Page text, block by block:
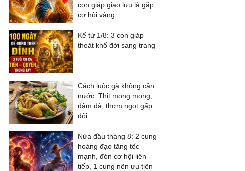
con giáp giao lưu là gặp
cơ hội vàng
Kể từ 1/8: 3 con giáp
thoát khổ đời sang trang
Cách luộc gà không cần
nước: Thịt mọng mọng,
đậm đà, thơm ngọt gấp
đôi
Nửa đầu tháng 8: 2 cung
hoàng đạo tăng tốc
mạnh, đón cơ hội liên
tiếp, 1 cung nên ưu tiên